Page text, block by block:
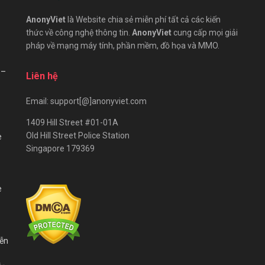
AnonyVietlà Website chia sẻ miễn phí tất cả các kiến
thức về công nghệ thông tin. AnonyViet cung cấp mọi giải
pháp về mạng máy tính, phần mềm, đồ họa và MMO.
Liên hệ
Email: support[@]anonyviet.com
1409 Hill Street #01-01A
Old Hill Street Police Station
Singapore 179369